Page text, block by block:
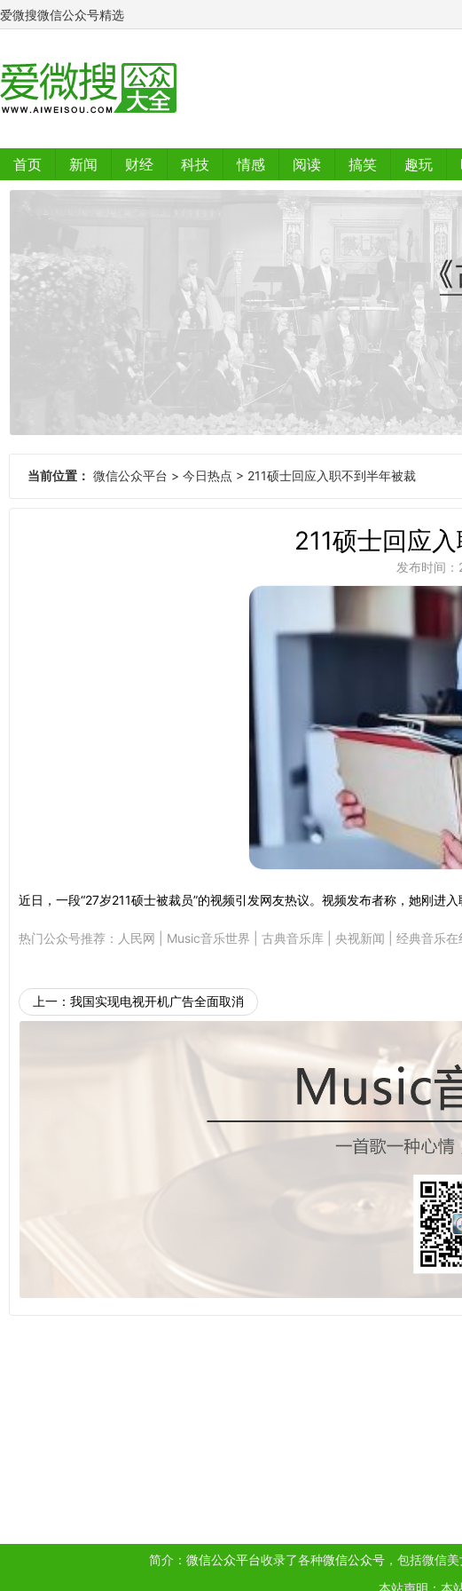
爱微搜微信公众号精选
首页 新闻 财经 科技 情感 阅读 搞笑 趣玩
当前位置： 微信公众平台 > 今日热点 > 211硕士回应入职不到半年被裁
211硕士回应
发布时间
近日，一段“27岁211硕士被裁员”的视频引发网友热议。视频发布者称，她刚进
热门公众号推荐： 人民网 Music音乐世界 古典音乐库 央视新闻 经典音乐在
上一： 我国实现电视开机广告全面取消
简介： 微信公众平台收录了各种微信公众号 ，包括微信
本站声明：本